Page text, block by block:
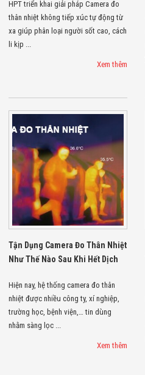
HPT triển khai giải pháp Camera đo
thân nhiệt không tiếp xúc tự động từ
xa giúp phân loại người sốt cao, cách
li kịp ...
Xem thêm
Tận Dụng Camera Đo Thân Nhiệt
Như Thế Nào Sau Khi Hết Dịch
Hiện nay, hệ thống camera đo thân
nhiệt được nhiều công ty, xí nghiệp,
trường học, bệnh viện,… tin dùng
nhằm sàng lọc ...
Xem thêm